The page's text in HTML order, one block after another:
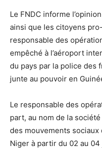
Le FNDC informe
ainsi que les citoyens
responsable des
empêché à l’aéroport
du pays par la police des
junte au pouvoir en
Le responsable des
part, au nom de la
des mouvements sociaux
Niger à partir du 02 au